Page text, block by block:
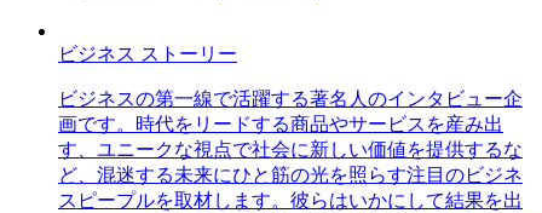
ビジネス ストーリー
ビジネスの第一線で活躍する著名人のインタビュー企
画です。時代をリードする商品やサービスを産み出
す、ユニークな視点で社会に新しい価値を提供するな
ど、混迷する未来にひと筋の光を照らす注目のビジネ
スピープルを取材します。彼らはいかにして結果を出